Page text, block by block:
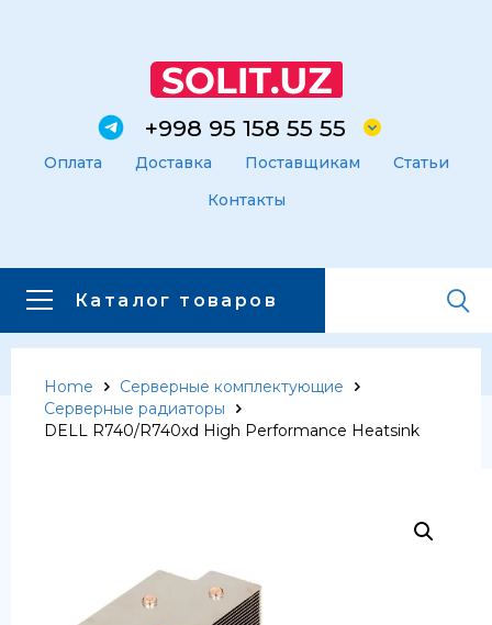
+998 95 158 55 55
Оплата Доставка Поставщикам
Статьи
Контакты
Каталог товаров
Главная Каталог товаров
Каталог товаров
Серверные комплектующие
Home
Серверные комплектующие
Серверные радиаторы
DELL R740/R740xd High Performance Heatsink